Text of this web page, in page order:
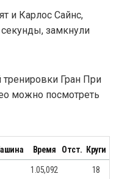
и Карлос Сайнс,
замкнули
Гран При
можно посмотреть
Время Отст. Круги
1.05,092 18